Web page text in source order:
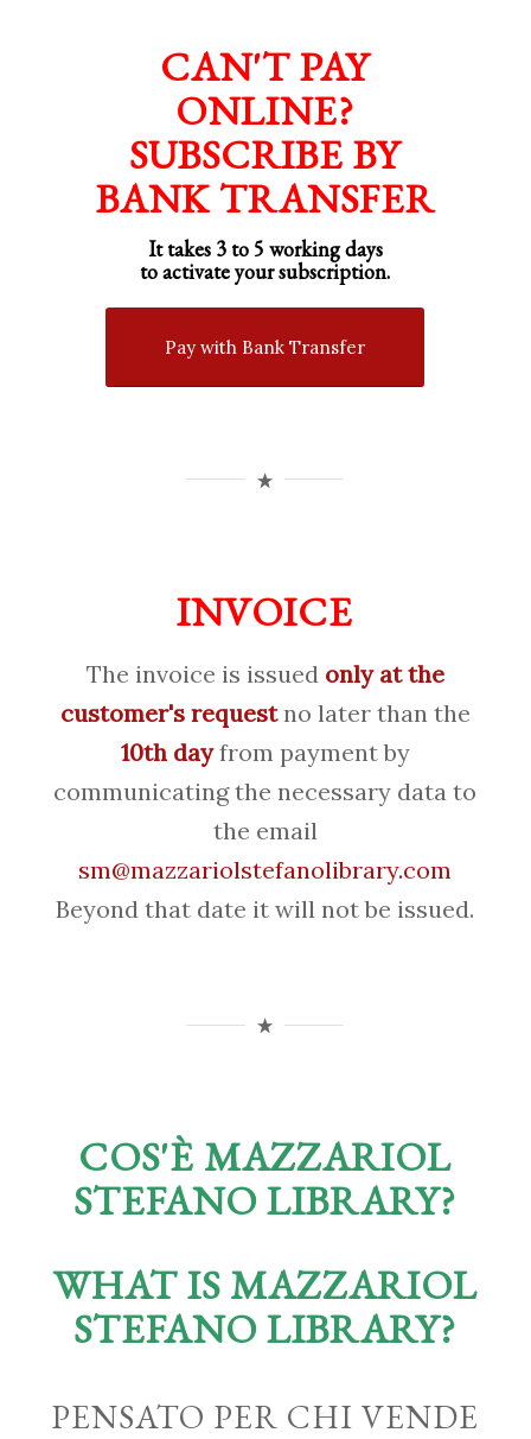
CAN'T PAY
ONLINE?
SUBSCRIBE BY
BANK TRANSFER
It takes 3 to 5 working days
to activate your subscription.
Pay with Bank Transfer
INVOICE
The invoice is issued only at the
customer's requestno later than the
10th dayfrom payment by
communicating the necessary data to
the email
sm@mazzariolstefanolibrary.com
Beyond that date it will not be issued.
COS'È MAZZARIOL
STEFANO LIBRARY?
WHAT IS MAZZARIOL
STEFANO LIBRARY?
PENSATO PER CHI VENDE